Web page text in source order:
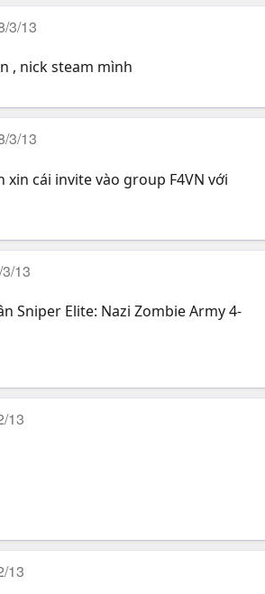
3/13
, nick steam mình
3/13
xin cái invite vào group F4VN với
13
Sniper Elite: Nazi Zombie Army 4-
13
13